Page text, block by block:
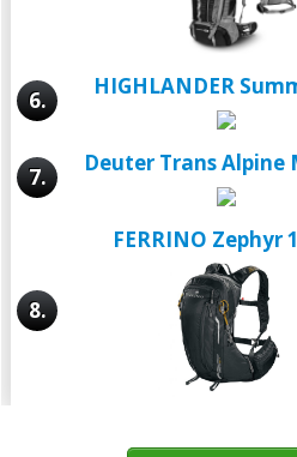
6.
HIGHLANDER
7.
Deuter Trans Alpine
8.
FERRINO Zephyr